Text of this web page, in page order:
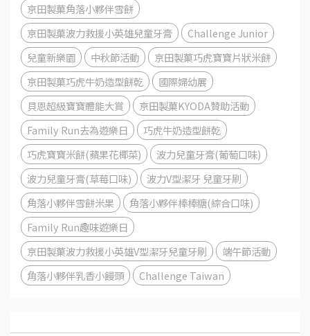
京田製菓角落小夥伴雪餅
京田製菓波力救援小英雄兒童牙膏
Challenge Junior
兒童新樂園
中秋節活動
京田製菓巧虎寶寶片狀米餅
京田製菓巧虎牛奶造型餅乾
國際婦幼展
貝恩超級寶寶體能大賞
京田製菓KYODA贊助活動
Family Run去為遊樂日
巧虎牛奶造型餅乾
巧虎寶寶米餅(蘋果花椰菜)
波力兒童牙膏(葡萄口味)
波力兒童牙膏(草莓口味)
波力V型潔牙 兒童牙刷
角落小夥伴雪餅米果
角落小夥伴棒棒糖(綜合口味)
Family Run趣味遊樂日
京田製菓波力救援小英雄V型潔牙兒童牙刷
端午節活動
角落小夥伴乳香小饅頭
Challenge Taiwan